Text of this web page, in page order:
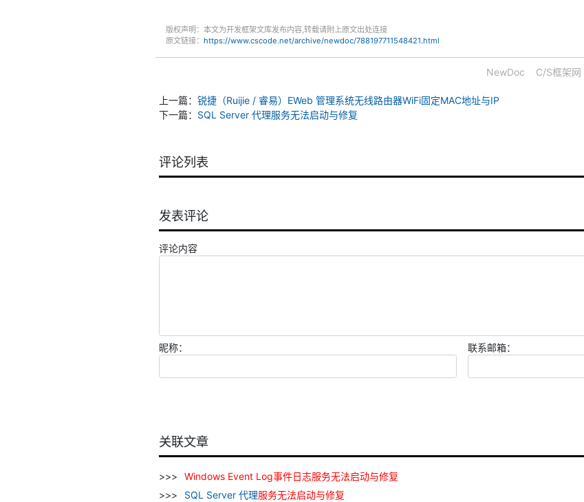
版权声明：本文为开发框架文库发布内容,转载请附上原文出处连接
原文链接： https://www.cscode.net/archive/newdoc/788197711548421.html
NewDoc C/S框架网
上一篇： 锐捷（Ruijie / 睿易）EWeb 管理系统无线路由器WiFi固定MAC地址与IP
下一篇： SQL Server 代理服务无法启动与修复
评论列表
发表评论
评论内容
昵称： 联系邮箱：
关联文章
Windows Event Log事件日志服务无法启动与修复
SQL Server 代理服务无法启动与修复